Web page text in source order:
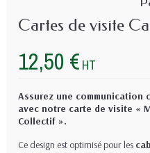
Cartes de visite
12,50 € HT
Assurez une
avec notre carte de visite «
Collectif ».
Ce design est optimisé pour les